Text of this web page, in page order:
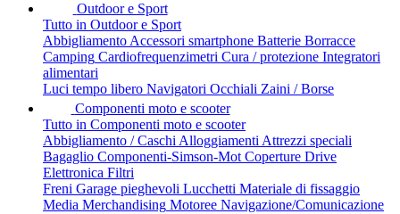
Outdoor e Sport
Tutto in Outdoor e Sport
AbbigliamentoAccessori smartphone Batterie Borracce
Camping Cardiofrequenzimetri Cura / protezione Integratori
alimentari
Luci tempo libero Navigatori Occhiali Zaini / Borse
Componenti moto e scooter
Tutto in Componenti moto e scooter
Abbigliamento / Caschi Alloggiamenti Attrezzi speciali
Bagaglio Componenti-Simson-Mot Coperture Drive
Elettronica Filtri
Freni Garage pieghevoli Lucchetti Materiale di fissaggio
Media Merchandising Motoree Navigazione/Comunicazione